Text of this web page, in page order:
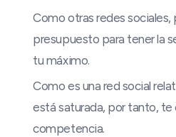
Como otras redes
presupuesto para tener la
tu máximo.
Como es una red social
está saturada, por tanto, te
competencia.